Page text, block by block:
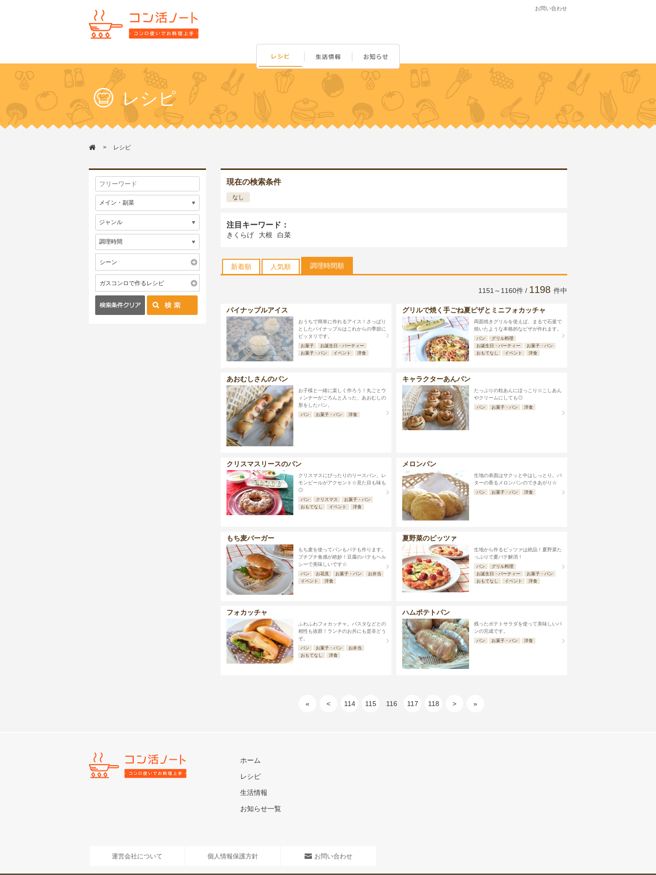
お問い合わせ
レシピ
レシピ
シーン
ガスコンロで作るレシピ
現在の検索条件
なし
注目キーワード：
きくらげ 大根 白菜
新着順 人気順 調理時間順
1151～1160件 / 1198 件中
パイナップルアイス
おうちで簡単に作れるアイス！さっぱり
としたパイナップルはこれからの季節に
ピッタリです。
お菓子
お誕生日・パーティー
お菓子・パン
イベント 洋食
グリルで焼く手ごね夏ピザとミニフォカッチャ
両面焼きグリルを使えば、まるで石釜で
焼いたような本格的なピザが作れます。
パン
グリル料理
お誕生日・パーティー
お菓子・パン
おもてなし
イベント 洋食
あおむしさんのパン
お子様と一緒に楽しく作ろう！丸ごとウ
ィンナーがごろんと入った、あおむしの
形をしたパン。
パン お菓子・パン 洋食
キャラクターあんパン
たっぷりの粒あんにほっこり☆こしあん
やクリームにしても◎
パン お菓子・パン 洋食
クリスマスリースのパン
クリスマスにぴったりのリースパン。レ
モンピールがアクセント☆見た目も味も
◎
パン クリスマス
お菓子・パン
おもてなし
イベント 洋食
メロンパン
生地の表面はサクッと中はしっとり。バ
ターの香るメロンパンのできあがり☆
パン お菓子・パン 洋食
もち麦バーガー
もち麦を使ってパンもパテも作ります。
プチプチ食感が絶妙！豆腐のパテもヘル
シーで美味しいです☆
パン お花見 お菓子・パン
お弁当
イベント
洋食
夏野菜のピッツァ
生地から作るピッツァは絶品！夏野菜た
っぷりで夏バテ解消！
パン
グリル料理
お誕生日・パーティー
お菓子・パン
おもてなし
イベント 洋食
フォカッチャ
ふわふわフォカッチャ。パスタなどとの
相性も抜群！ランチのお共にも是非どう
ぞ。
パン お菓子・パン
お弁当
おもてなし
洋食
ハムポテトパン
残ったポテトサラダを使って美味しいパ
ンの完成です。
パン お菓子・パン 洋食
« < 114 115 116 117 118 > »
ホーム
レシピ
生活情報
お知らせ一覧
運営会社について 個人情報保護方針 お問い合わせ